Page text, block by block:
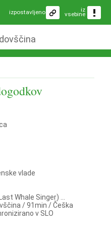
iz
vsebine
izpostavljeno
vlade
Whale Singer) ...
/ 91min / Češka
v SLO